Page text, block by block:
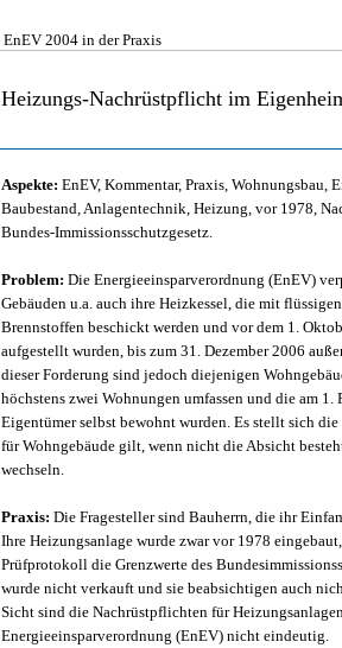
EnEV 2004 in der Praxis
Heizungs-Nachrüstpflicht im
Aspekte: EnEV, Kommentar, Praxis, Wohnungsbau,
Baubestand, Anlagentechnik, Heizung, vor 1978,
Bundes-Immissionsschutzgesetz.
Problem: Die Energieeinsparverordnung (EnEV)
Gebäuden u.a. auch ihre Heizkessel, die mit
Brennstoffen beschickt werden und vor dem 1.
aufgestellt wurden, bis zum 31. Dezember 2006
dieser Forderung sind jedoch diejenigen
höchstens zwei Wohnungen umfassen und die am 1.
Eigentümer selbst bewohnt wurden. Es stellt sich
für Wohngebäude gilt, wenn nicht die Absicht
wechseln.
Praxis: Die Fragesteller sind Bauherrn, die ihr
Ihre Heizungsanlage wurde zwar vor 1978
Prüfprotokoll die Grenzwerte des
wurde nicht verkauft und sie beabsichtigen auch
Sicht sind die Nachrüstpflichten für
Energieeinsparverordnung (EnEV) nicht eindeutig.